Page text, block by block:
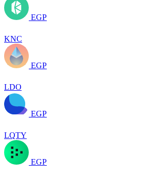
EGP
KNC
EGP
LDO
EGP
LQTY
EGP